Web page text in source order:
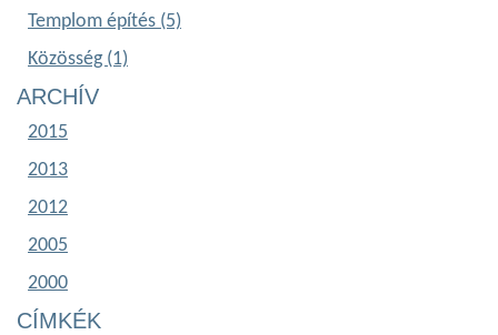
Templom építés (5)
Közösség (1)
ARCHÍV
2015
2013
2012
2005
2000
CÍMKÉK